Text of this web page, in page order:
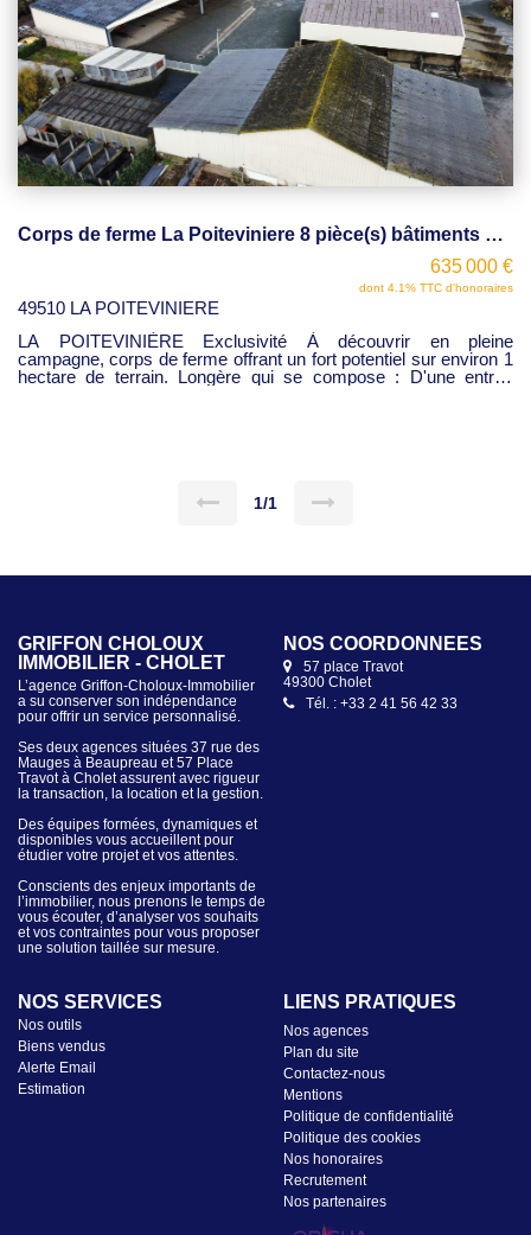
Corps de ferme La Poiteviniere 8 pièce(s) bâtiments de 1100m², maison, bureaux , terrain
635 000 €
dont 4.1% TTC d'honoraires
49510 LA POITEVINIERE
LA POITEVINIÈRE Exclusivité À découvrir en pleine
campagne, corps de ferme offrant un fort potentiel sur environ 1
hectare de terrain. Longère qui se compose : D'une entrée
(environ 1 100 m²) Bâtiment de 650 m² équipé de panneaux
635000 € FAI
1/1
GRIFFON CHOLOUX
IMMOBILIER - CHOLET
L’agence Griffon-Choloux-Immobilier
a su conserver son indépendance
pour offrir un service personnalisé.
Ses deux agences situées 37 rue des
Mauges à Beaupreau et 57 Place
Travot à Cholet assurent avec rigueur
la transaction, la location et la gestion.
Des équipes formées, dynamiques et
disponibles vous accueillent pour
étudier votre projet et vos attentes.
Conscients des enjeux importants de
l’immobilier, nous prenons le temps de
vous écouter, d’analyser vos souhaits
et vos contraintes pour vous proposer
une solution taillée sur mesure.
NOS COORDONNÉES
57 place Travot
49300 Cholet
Tél. : +33 2 41 56 42 33
NOS SERVICES
Nos outils
Biens vendus
Alerte Email
Estimation
LIENS PRATIQUES
Nos agences
Plan du site
Contactez-nous
Mentions
Politique de confidentialité
Politique des cookies
Nos honoraires
Recrutement
Nos partenaires